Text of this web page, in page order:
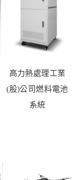
高力熱處理工業
(股)公司燃料電池
系統